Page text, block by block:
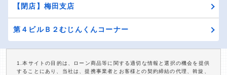
【閉店】梅田支店
第４ビルＢ２むじんくんコーナー
1.本サイトの目的は、ローン商品等に関する適切な情報と選択の機会を提供
することにあり、当社は、提携事業者とお客様との契約締結の代理、斡旋、